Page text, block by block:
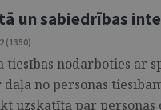
un sabiedrības
(1350)
tiesības nodarboties ar
no personas
uzskatīta par